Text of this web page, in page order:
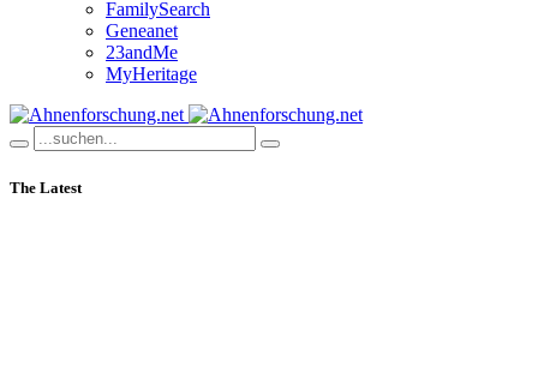
FamilySearch
Geneanet
23andMe
MyHeritage
The Latest